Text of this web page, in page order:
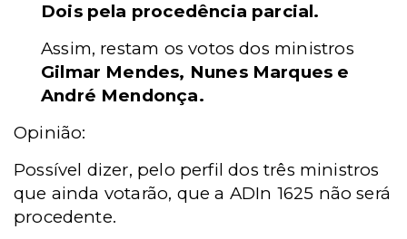
Dois pela procedência parcial.
Assim, restam os votos dos ministros
Gilmar Mendes, Nunes Marques e
André Mendonça.
Opinião:
Possível dizer, pelo perfil dos três ministros
que ainda votarão, que a ADIn 1625 não será
procedente.